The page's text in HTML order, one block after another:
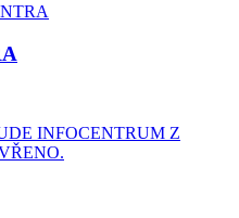
INFOCENTRUM Z